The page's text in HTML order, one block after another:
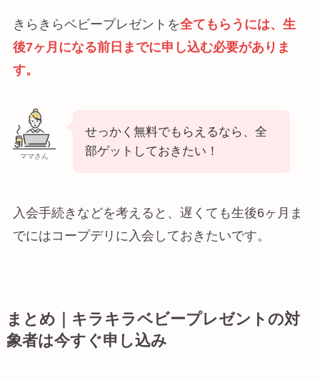
きらきらベビープレゼントを全てもらうには、生
後7ヶ月になる前日までに申し込む必要がありま
す。
ママさん
せっかく無料でもらえるなら、全
部ゲットしておきたい！
入会手続きなどを考えると、 遅くても生後6ヶ月ま
でにはコープデリに入会しておきたいです。
まとめ｜キラキラベビープレゼントの対
象者は今すぐ申し込み